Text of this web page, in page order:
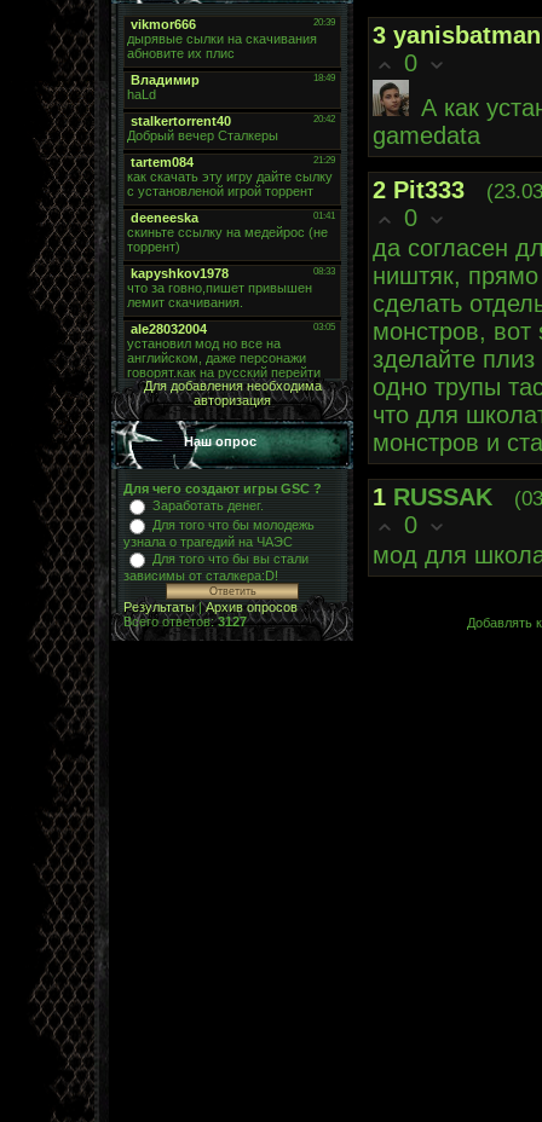
Для добавления необходима
авторизация
Наш опрос
Для чего создают игры GSC ?
Заработать денег.
Для того что бы молодежь
узнала о трагедий на ЧАЭС
Для того что бы вы стали
зависимы от сталкера:D!
Результаты|Архив опросов
Всего ответов:3127
3
0
А как
gamedata
2 Pit333
0
да согласен
ништяк, прямо
сделать
монстров,
зделайте плиз
одно трупы
что для
монстров и
1 RUSSAK
0
мод для
Добавлять